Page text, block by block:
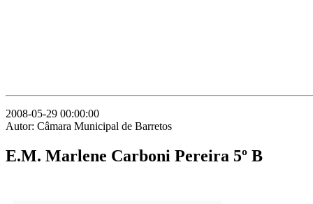
2008-05-29 00:00:00
Autor: Câmara Municipal de Barretos
E.M. Marlene Carboni Pereira 5º B